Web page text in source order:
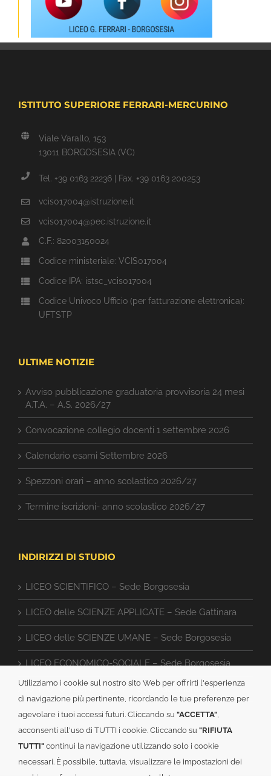
ISTITUTO SUPERIORE FERRARI-MERCURINO
Viale Varallo, 153
13011 BORGOSESIA (VC)
Tel. +39 0163 22236 | Fax. +39 0163 200253
vcis017004@istruzione.it
vcis017004@pec.istruzione.it
C.F.: 82003150024
Codice ministeriale: VCIS017004
Codice IPA: istsc_vcis017004
Codice Univoco Ufficio (per fatturazione elettronica):
UFTSTP
ULTIME NOTIZIE
Avviso pubblicazione graduatoria provvisoria 24 mesi
A.T.A. – A.S. 2026/27
Convocazione collegio docenti 1 settembre 2026
Calendario esami Settembre 2026
Spezzoni orari – anno scolastico 2026/27
Termine iscrizioni- anno scolastico 2026/27
INDIRIZZI DI STUDIO
LICEO SCIENTIFICO – Sede Borgosesia
LICEO delle SCIENZE APPLICATE – Sede Gattinara
LICEO delle SCIENZE UMANE – Sede Borgosesia
LICEO ECONOMICO-SOCIALE – Sede Borgosesia
ISTITUTO TECNICO CAT – Sede Gattinara
Utilizziamo i cookie sul nostro sito Web per offrirti l'esperienza
di navigazione più pertinente, ricordando le tue preferenze per
agevolare i tuoi accessi futuri. Cliccando su "ACCETTA"
acconsenti all'uso di TUTTI i cookie. Cliccando su "RIFIUTA
TUTTI"continui la navigazione utilizzando solo i cookie
necessari. È possibile, tuttavia, visualizzare le impostazioni dei